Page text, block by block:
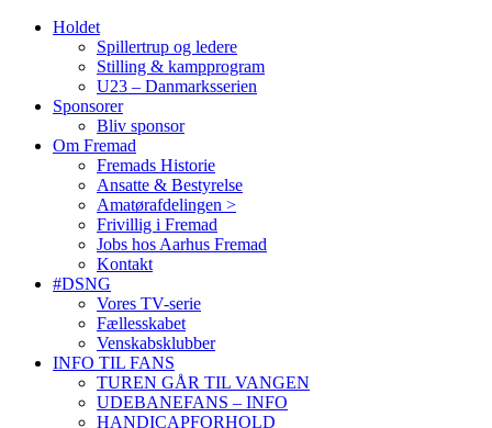
Holdet
Spillertrup og ledere
Stilling & kampprogram
U23 – Danmarksserien
Sponsorer
Bliv sponsor
Om Fremad
Fremads Historie
Ansatte & Bestyrelse
Amatørafdelingen >
Frivillig i Fremad
Jobs hos Aarhus Fremad
Kontakt
#DSNG
Vores TV-serie
Fællesskabet
Venskabsklubber
INFO TIL FANS
TUREN GÅR TIL VANGEN
UDEBANEFANS – INFO
HANDICAPFORHOLD